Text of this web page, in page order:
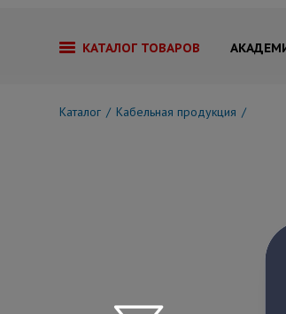
КАТАЛОГ ТОВАРОВ
Каталог Кабельная продукция